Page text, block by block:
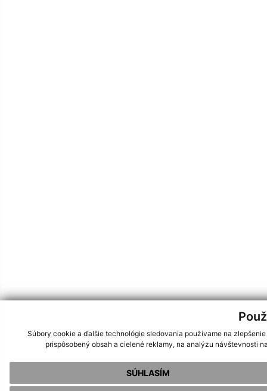
Súbory cookie a ďalšie technológie sledovania používame na
prispôsobený obsah a cielené reklamy, na analýzu návštevnosti
SÚHLASÍM